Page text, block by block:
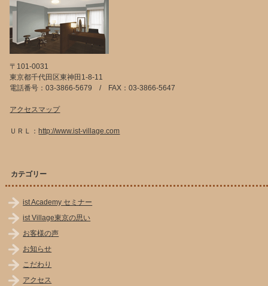
〒101-0031
東京都千代田区東神田1-8-11
電話番号：03-3866-5679 / FAX：03-3866-5647
アクセスマップ
ＵＲＬ： http://www.ist-village.com
カテゴリー
ist Academy セミナー
ist Village東京の思い
お客様の声
お知らせ
こだわり
アクセス